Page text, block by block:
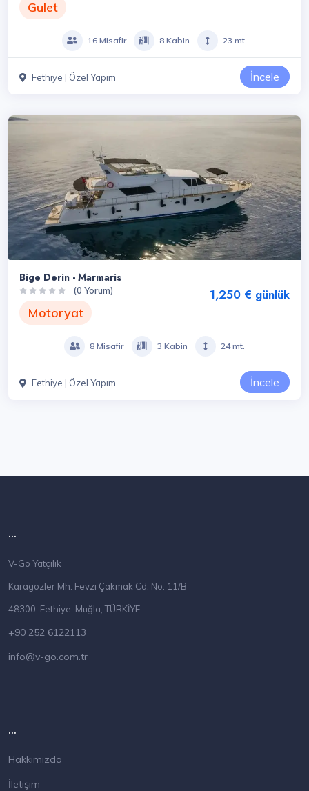
Gulet
16 Misafir 8 Kabin 23 mt.
Fethiye | Özel Yapım İncele
Bige Derin - Marmaris
(0 Yorum)
Motoryat
1,250 € günlük
8 Misafir 3 Kabin 24 mt.
Fethiye | Özel Yapım İncele
...
V-Go Yatçılık
Karagözler Mh. Fevzi Çakmak Cd. No: 11/B
48300, Fethiye, Muğla, TÜRKİYE
+90 252 6122113
info@v-go.com.tr
...
Hakkımızda
İletişim